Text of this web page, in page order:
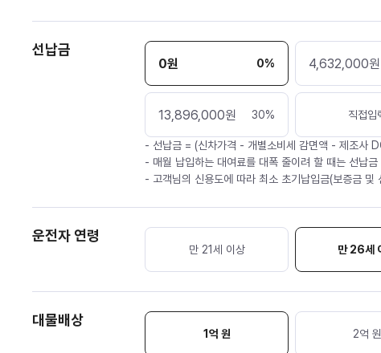
선납금
0원 0% 4,632,000원
13,896,000원 30% 직접입
- 선납금 = (신차가격 - 개별소비세 감면액 - 제조사
- 매월 납입하는 대여료를 대폭 줄이려 할 때는 선납
- 고객님의 신용도에 따라 최소 초기납입금(보증금 및
운전자 연령
만 21세 이상 만 26세
대물배상
1억 원 2억 원